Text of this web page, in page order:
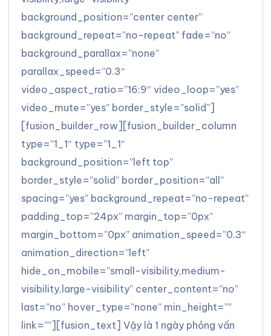
background_position=”center center”
background_repeat=”no-repeat” fade=”no”
background_parallax=”none”
parallax_speed=”0.3″
video_aspect_ratio=”16:9″ video_loop=”yes”
video_mute=”yes” border_style=”solid”]
[fusion_builder_row][fusion_builder_column
type=”1_1″ type=”1_1″
background_position=”left top”
border_style=”solid” border_position=”all”
spacing=”yes” background_repeat=”no-repeat”
padding_top=”24px” margin_top=”0px”
margin_bottom=”0px” animation_speed=”0.3″
animation_direction=”left”
hide_on_mobile=”small-visibility,medium-
visibility,large-visibility” center_content=”no”
last=”no” hover_type=”none” min_height=””
link=””][fusion_text] Vậy là 1 ngày phỏng vấn